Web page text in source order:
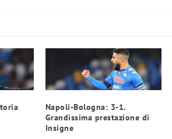
Napoli-Bologna: 3-1.
Grandissima prestazione di
Insigne